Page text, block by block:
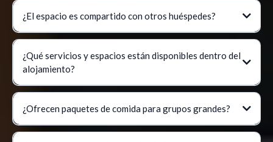
¿El espacio es compartido con otros huéspedes?
¿Qué servicios y espacios están disponibles dentro del
alojamiento?
¿Ofrecen paquetes de comida para grupos grandes?